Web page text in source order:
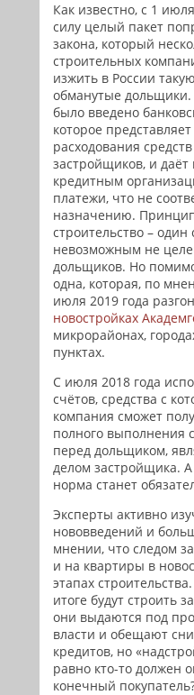
Как известно, с 1
силу целый пакет
закона, который
строительных
изжить в России
обманутые дольщики.
было введено
которое
расходования
застройщиков, и
кредитным
платежи, что не
назначению.
строительство –
невозможным не
дольщиков. Но
одна, которая, по
июля 2019 года
новостройках
микрорайонах,
пунктах.
С июля 2018 года
счётов, средства с
компания сможет
полного выполнения
перед дольщиком,
делом застройщика. А
норма станет
Эксперты активно
нововведений и
мнении, что следом
и на квартиры в
этапах
итоге будут строить
они выдаются под
власти и обещают
кредитов, но
равно кто-то должен
конечный